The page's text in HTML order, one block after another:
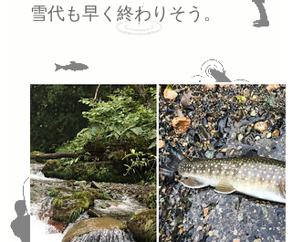
雪代も早く終わりそう。